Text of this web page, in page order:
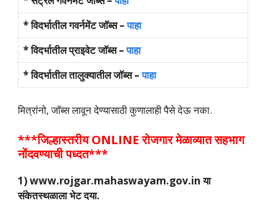
* विदर्भातील गवर्नमेंट जॉब्स –पाहा
* विदर्भातील प्राइवेट जॉब्स –पाहा
* विदर्भातील तालुक्यातील जॉब्स –पाहा
मित्रांनो, जॉब्स लावून देण्यासाठी कुणालाही पैसे देऊ नका.
***जिल्हास्तरीय ONLINE रोजगार मेळाव्यात सहभाग
नोंदवण्याची पध्दत***
1) www.rojgar.mahaswayam.gov.in या
संकेतस्थळाला भेट दया.